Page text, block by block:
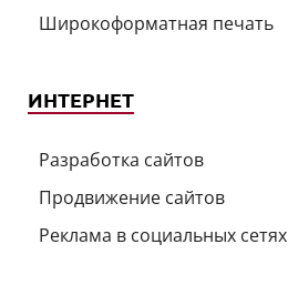
Широкоформатная печать
ИНТЕРНЕТ
Разработка сайтов
Продвижение сайтов
Реклама в социальных сетях